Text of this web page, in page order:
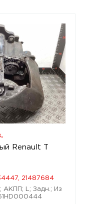
Renault T
21487684
АКПП; L; Задн.; Из